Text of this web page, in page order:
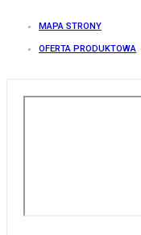
MAPA STRONY
OFERTA PRODUKTOWA